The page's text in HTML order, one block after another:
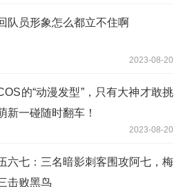
队员形象怎么都立不住啊
2023-08-20
的“动漫发型”，只有大神才敢挑
新一碰随时翻车！
2023-08-20
六七：三名暗影刺客围攻阿七，梅
击败黑鸟